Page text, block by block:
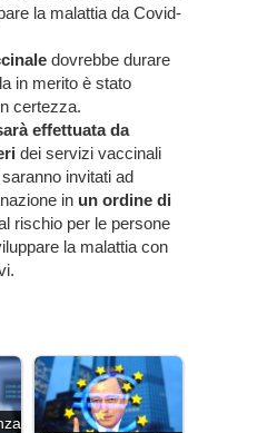
la malattia da Covid-
dovrebbe durare
in merito è stato
certezza.
effettuata da
dei servizi vaccinali
invitati ad
in un ordine di
rischio per le persone
la malattia con